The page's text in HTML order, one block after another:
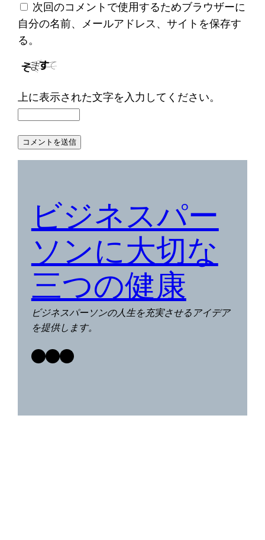
次回のコメントで使用するためブラウザーに
自分の名前、メールアドレス、サイトを保存す
る。
上に表示された文字を入力してください。
ビジネスパー
ソンに大切な
三つの健康
ビジネスパーソンの人生を充実させるアイデア
を提供します。
Facebook
Twitter
LinkedIn